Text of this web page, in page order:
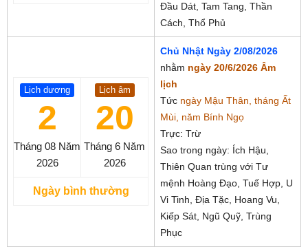
Đầu Dát, Tam Tang, Thần
Cách, Thổ Phủ
Lịch dương
2
Tháng 08 Năm
2026
Lịch âm
20
Tháng 6 Năm
2026
Ngày bình thường
Chủ Nhật Ngày 2/08/2026
nhằm ngày 20/6/2026 Âm
lịch
Tức ngày Mậu Thân, tháng Ất
Mùi, năm Bính Ngọ
Trực: Trừ
Sao trong ngày: Ích Hậu,
Thiên Quan trùng với Tư
mệnh Hoàng Đạo, Tuế Hợp, U
Vi Tinh, Địa Tặc, Hoang Vu,
Kiếp Sát, Ngũ Quỹ, Trùng
Phục